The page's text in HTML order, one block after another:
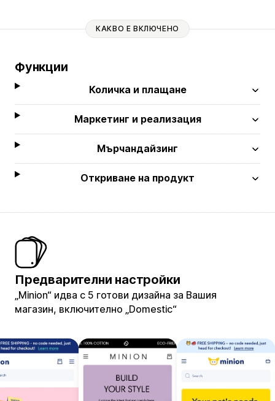
КАКВО Е ВКЛЮЧЕНО
Функции
Количка и плащане
Маркетинг и реализация
Мърчандайзинг
Откриване на продукт
Предварителни настройки
„Minion“ идва с 5 готови дизайна за Вашия
магазин, включително „Domestic“